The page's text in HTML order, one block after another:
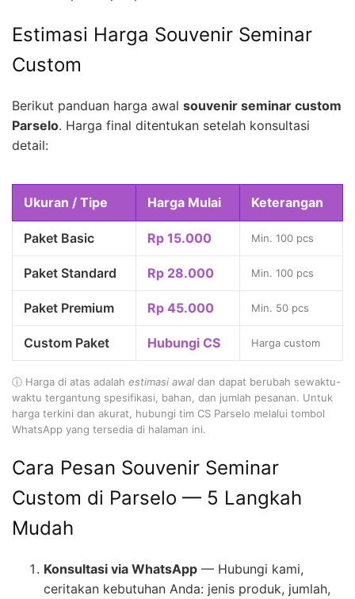
Estimasi Harga Souvenir Seminar
Custom
Berikut panduan harga awal souvenir seminar custom
Parselo. Harga final ditentukan setelah konsultasi
detail:
Ukuran / Tipe Harga Mulai Keterangan
Paket Basic Rp 15.000 Min. 100 pcs
Paket Standard Rp 28.000 Min. 100 pcs
Paket Premium Rp 45.000 Min. 50 pcs
Custom Paket Hubungi CS Harga custom
ⓘ Harga di atas adalah estimasi awal dan dapat berubah sewaktu-
waktu tergantung spesifikasi, bahan, dan jumlah pesanan. Untuk
harga terkini dan akurat, hubungi tim CS Parselo melalui tombol
WhatsApp yang tersedia di halaman ini.
Cara Pesan Souvenir Seminar
Custom di Parselo — 5 Langkah
Mudah
Konsultasi via WhatsApp — Hubungi kami,
ceritakan kebutuhan Anda: jenis produk, jumlah,